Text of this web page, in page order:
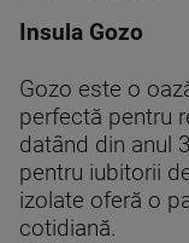
Insula Gozo
Gozo este o
perfectă pentru
datând din anul
pentru iubitorii
izolate oferă o
cotidiană.